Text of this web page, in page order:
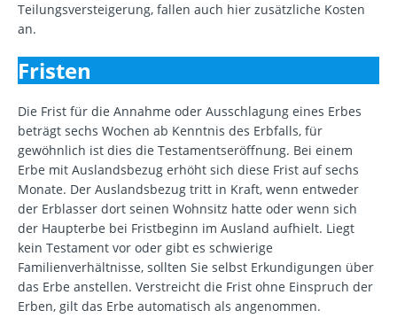
Teilungsversteigerung, fallen auch hier zusätzliche Kosten
an.
Fristen
Die Frist für die Annahme oder Ausschlagung eines Erbes
beträgt sechs Wochen ab Kenntnis des Erbfalls, für
gewöhnlich ist dies die Testamentseröffnung. Bei einem
Erbe mit Auslandsbezug erhöht sich diese Frist auf sechs
Monate. Der Auslandsbezug tritt in Kraft, wenn entweder
der Erblasser dort seinen Wohnsitz hatte oder wenn sich
der Haupterbe bei Fristbeginn im Ausland aufhielt. Liegt
kein Testament vor oder gibt es schwierige
Familienverhältnisse, sollten Sie selbst Erkundigungen über
das Erbe anstellen. Verstreicht die Frist ohne Einspruch der
Erben, gilt das Erbe automatisch als angenommen.